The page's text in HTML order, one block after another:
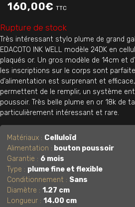
160,00€ TTC
Rupture de stock
Très intéressant stylo plume de grand
EDACOTO INK WELL modèle 24DK en
plaqués or. Un gros modèle de 14cm et
les inscriptions sur le corps sont
d’alimentation est surprenant et
permettent de le remplir, un système
poussoir. Très belle plume en or 18k de
particulièrement intéressant et rare.
Matériaux : Celluloïd
Alimentation : bouton poussoir
Garantie : 6 mois
Type : plume fine et flexible
Conditionnement : Sans
Diamètre :1.27 cm
Longueur :14.00 cm